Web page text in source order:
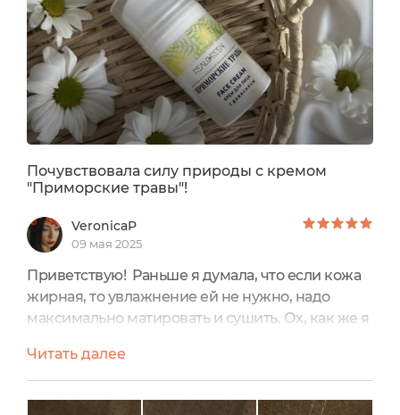
Почувствовала силу природы с кремом
"Приморские травы"!
VeronicaP
09 мая 2025
Приветствую! Раньше я думала, что если кожа
жирная, то увлажнение ей не нужно, надо
максимально матировать и сушить. Ох, как же я
качественном увлажнении. И вот на
протяжении долгого времени я нахожусь в
поиске того самого классного увлажняющего
Читать далее